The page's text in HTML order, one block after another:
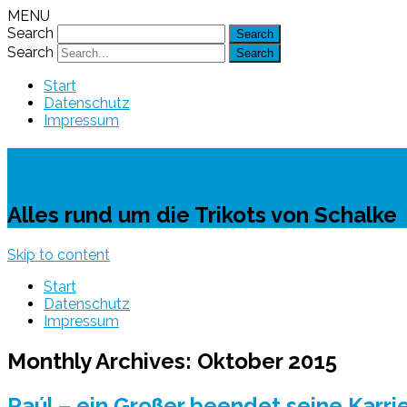
MENU
Search
Search
Start
Datenschutz
Impressum
Alles rund um die Trikots von Schalke
Skip to content
Start
Datenschutz
Impressum
Monthly Archives: Oktober 2015